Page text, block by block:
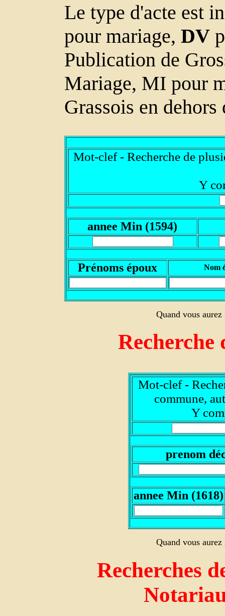
Le type d'acte est
pour mariage, DV
Publication de
Mariage, MI pour
Grassois en dehors
Mot-clef - Recherche de
Y
annee Min (1594)
Prénoms époux Nom
Quand vous
Recherche
Mot-clef -
commune,
Y
prenom
annee Min (1618)
Quand vous
Recherches